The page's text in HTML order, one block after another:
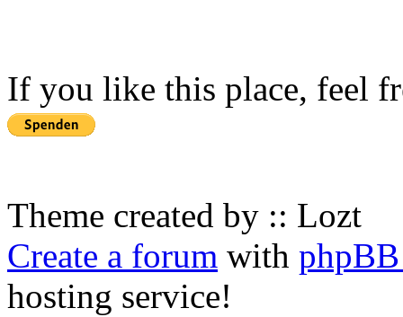
If you like this place, feel
Theme created by :: Lozt
Create a forum with
hosting service!